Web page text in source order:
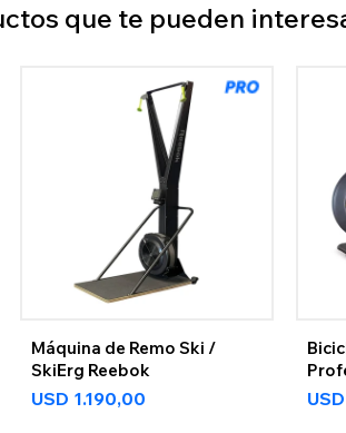
que te pueden
Máquina de Remo Ski /
SkiErg Reebok
USD 1.190,00 USD